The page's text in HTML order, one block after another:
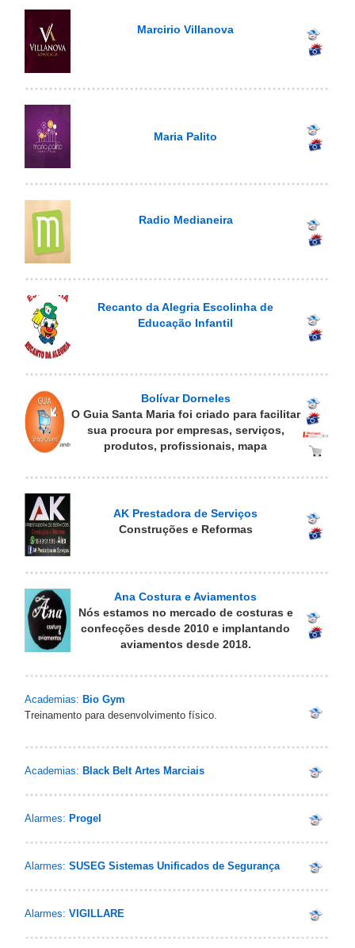
Marcirio Villanova
Maria Palito
Radio Medianeira
Recanto da Alegria Escolinha de
Educação Infantil
Bolívar Dorneles
O Guia Santa Maria foi criado para facilitar
sua procura por empresas, serviços,
produtos, profissionais, mapa
AK Prestadora de Serviços
Construções e Reformas
Ana Costura e Aviamentos
Nós estamos no mercado de costuras e
confecções desde 2010 e implantando
aviamentos desde 2018.
Academias: Bio Gym
Treinamento para desenvolvimento físico.
Academias: Black Belt Artes Marciais
Alarmes: Progel
Alarmes: SUSEG Sistemas Unificados de Segurança
Alarmes: VIGILLARE